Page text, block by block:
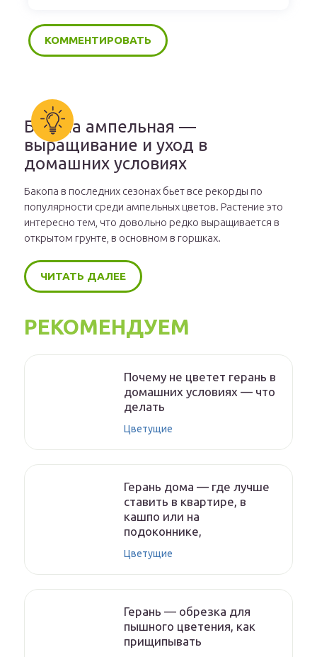
Бакопа ампельная —
выращивание и уход в
домашних условиях
Бакопа в последних сезонах бьет все рекорды по
популярности среди ампельных цветов. Растение это
интересно тем, что довольно редко выращивается в
открытом грунте, в основном в горшках.
ЧИТАТЬ ДАЛЕЕ
РЕКОМЕНДУЕМ
Почему не цветет герань в
домашних условиях — что
делать
Цветущие
Герань дома — где лучше
ставить в квартире, в
кашпо или на
подоконнике,
Цветущие
Герань — обрезка для
пышного цветения, как
прищипывать